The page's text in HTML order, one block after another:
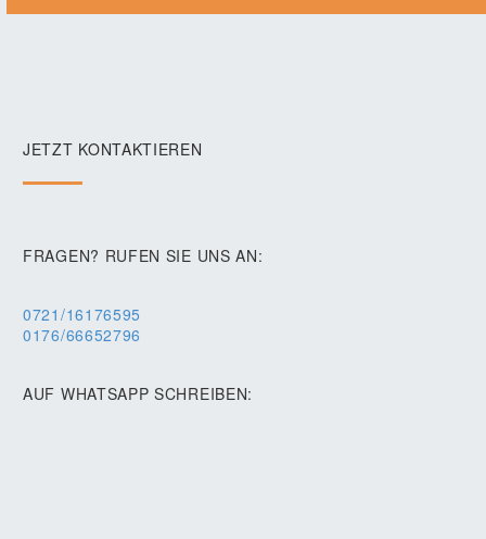
JETZT KONTAKTIEREN
FRAGEN? RUFEN SIE UNS AN:
0721/16176595
0176/66652796
AUF WHATSAPP SCHREIBEN: